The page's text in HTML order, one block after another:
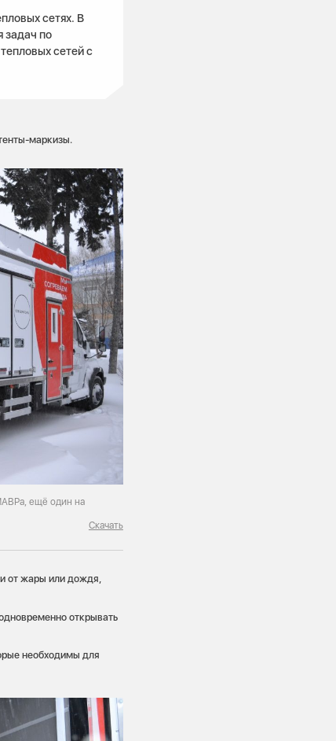
сетях. В
задач по
сетей с
маркизы.
ещё один на
Скачать
от жары или дождя,
открывать
необходимы для